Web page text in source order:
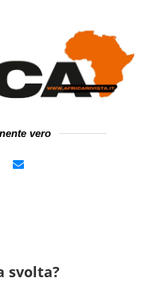
vero
svolta?